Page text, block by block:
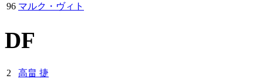
96 マルク・ヴィト
DF
2
高畠 捷